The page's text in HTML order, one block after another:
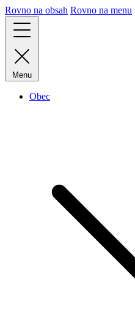
Rovno na obsah Rovno na menu
Menu
Obec